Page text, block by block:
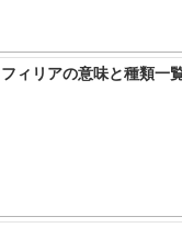
フィリアの意味と種類一